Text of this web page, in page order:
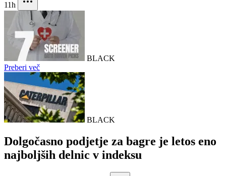
11h
BLACK
Preberi več
BLACK
Dolgočasno podjetje za bagre je letos eno
najboljših delnic v indeksu